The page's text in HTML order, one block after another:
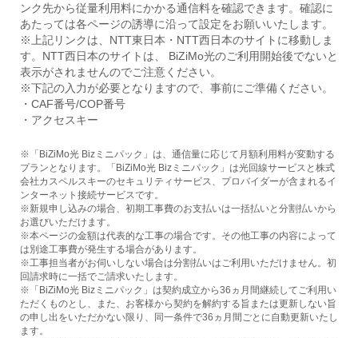
ンク先から従量利用料にかかる通信料を確認できます。確認に
あたっては各ページの誘導に沿って設定をお願いいたします。
※上記リンクは、NTT東日本・NTT西日本のサイトに移動しま
す。NTT西日本のサイトは、 BiZiMo光のご利用開始後でないと
表示がされませんのでご注意ください。
※下記の入力が必要となりますので、事前にご準備ください。
・CAF番号/COP番号
・アクセスキー
※「BiZiMo光 Bizミニパック」は、通信量に応じて月額利用料が変動する
プランとなります。「BiZiMo光 Bizミニパック」は光回線サービスと株式
会社カスペルスキーのセキュリティサービス、プロバイダーが含まれるイ
ンターネット接続サービスです。
※新規申し込みの場合、初期工事費のお支払いは一括払いと分割払いから
お選びいただけます。
※本ページの金額は代表的な工事の場合です。その他工事の内容によって
は別途工事費が発生する場合があります。
※工事担当者がお伺いしない場合は分割払いはご利用いただけません。初
回請求時に一括でご請求いたします。
※「BiZiMo光 Bizミニパック」は契約成立から36ヵ月間継続してご利用い
ただくものとし、また、お客様から契約を解約する旨または更新しない旨
の申し出をいただかない限り、同一条件で36ヵ月間ごとに自動更新いたし
ます。